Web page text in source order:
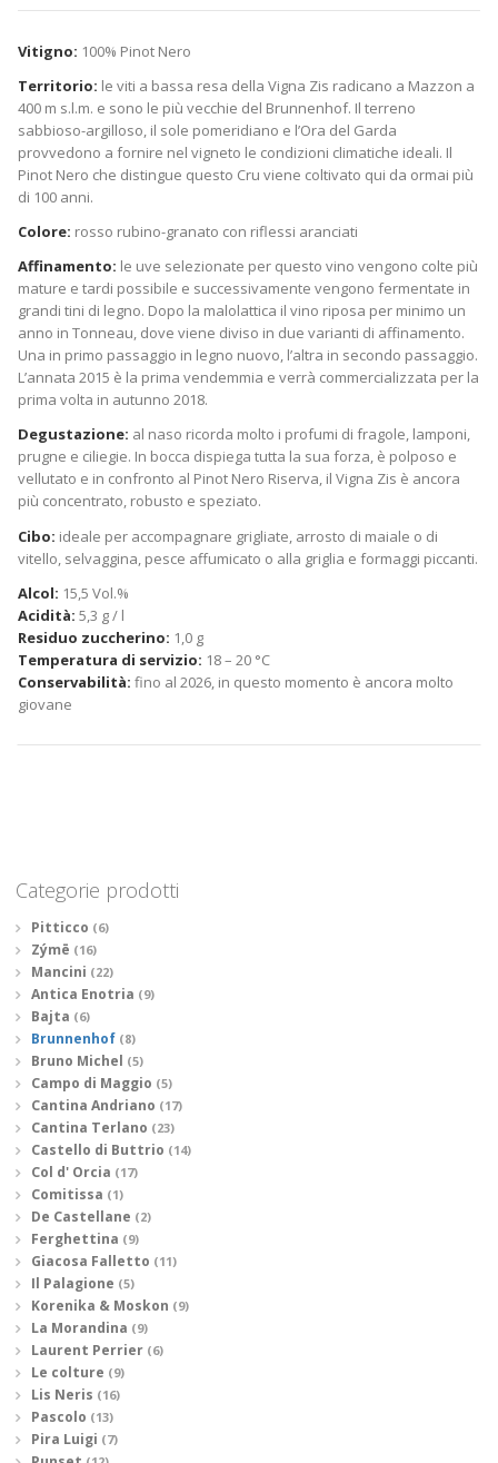
Vitigno: 100% Pinot Nero
Territorio: le viti a bassa resa della Vigna Zis radicano a Mazzon a
400 m s.l.m. e sono le più vecchie del Brunnenhof. Il terreno
sabbioso-argilloso, il sole pomeridiano e l’Ora del Garda
provvedono a fornire nel vigneto le condizioni climatiche ideali. Il
Pinot Nero che distingue questo Cru viene coltivato qui da ormai più
di 100 anni.
Colore: rosso rubino-granato con riflessi aranciati
Affinamento: le uve selezionate per questo vino vengono colte più
mature e tardi possibile e successivamente vengono fermentate in
grandi tini di legno. Dopo la malolattica il vino riposa per minimo un
anno in Tonneau, dove viene diviso in due varianti di affinamento.
Una in primo passaggio in legno nuovo, l’altra in secondo passaggio.
L’annata 2015 è la prima vendemmia e verrà commercializzata per la
prima volta in autunno 2018.
Degustazione: al naso ricorda molto i profumi di fragole, lamponi,
prugne e ciliegie. In bocca dispiega tutta la sua forza, è polposo e
vellutato e in confronto al Pinot Nero Riserva, il Vigna Zis è ancora
più concentrato, robusto e speziato.
Cibo: ideale per accompagnare grigliate, arrosto di maiale o di
vitello, selvaggina, pesce affumicato o alla griglia e formaggi piccanti.
Alcol: 15,5 Vol.%
Acidità: 5,3 g / l
Residuo zuccherino: 1,0 g
Temperatura di servizio: 18 – 20 °C
Conservabilità: fino al 2026, in questo momento è ancora molto
giovane
Categorie prodotti
Pitticco (6)
Zýmē (16)
Mancini (22)
Antica Enotria (9)
Bajta (6)
Brunnenhof (8)
Bruno Michel (5)
Campo di Maggio (5)
Cantina Andriano (17)
Cantina Terlano (23)
Castello di Buttrio (14)
Col d' Orcia (17)
Comitissa (1)
De Castellane (2)
Ferghettina (9)
Giacosa Falletto (11)
Il Palagione (5)
Korenika & Moskon (9)
La Morandina (9)
Laurent Perrier (6)
Le colture (9)
Lis Neris (16)
Pascolo (13)
Pira Luigi (7)